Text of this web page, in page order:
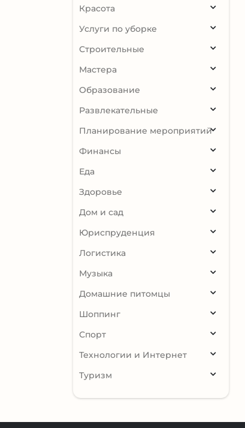
Красота
Услуги по уборке
Строительные
Мастера
Образование
Развлекательные
Планирование мероприятий
Финансы
Еда
Здоровье
Дом и сад
Юриспруденция
Логистика
Музыка
Домашние питомцы
Шоппинг
Спорт
Технологии и Интернет
Туризм